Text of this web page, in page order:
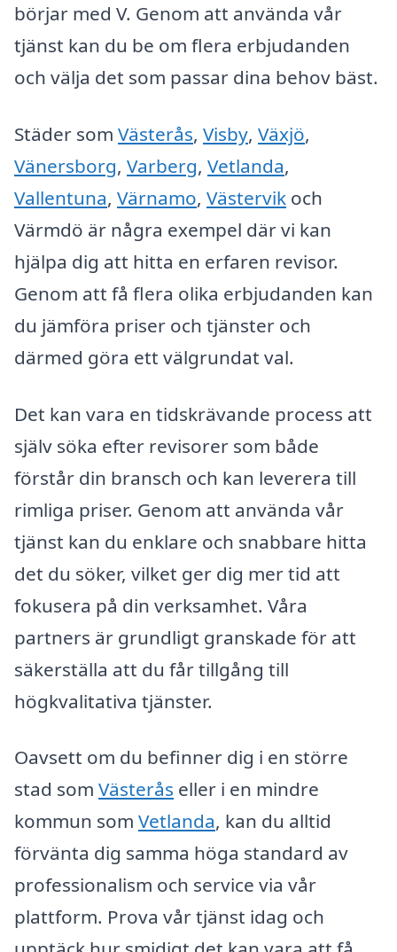
börjar med V. Genom att använda vår
tjänst kan du be om flera erbjudanden
och välja det som passar dina behov bäst.
Städer som Västerås, Visby, Växjö,
Vänersborg, Varberg, Vetlanda,
Vallentuna, Värnamo, Västervik och
Värmdö är några exempel där vi kan
hjälpa dig att hitta en erfaren revisor.
Genom att få flera olika erbjudanden kan
du jämföra priser och tjänster och
därmed göra ett välgrundat val.
Det kan vara en tidskrävande process att
själv söka efter revisorer som både
förstår din bransch och kan leverera till
rimliga priser. Genom att använda vår
tjänst kan du enklare och snabbare hitta
det du söker, vilket ger dig mer tid att
fokusera på din verksamhet. Våra
partners är grundligt granskade för att
säkerställa att du får tillgång till
högkvalitativa tjänster.
Oavsett om du befinner dig i en större
stad som Västerås eller i en mindre
kommun som Vetlanda, kan du alltid
förvänta dig samma höga standard av
professionalism och service via vår
plattform. Prova vår tjänst idag och